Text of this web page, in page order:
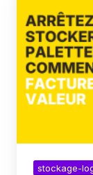
transporteur
peut-
commencer
le
stockage
logistique
stockage-